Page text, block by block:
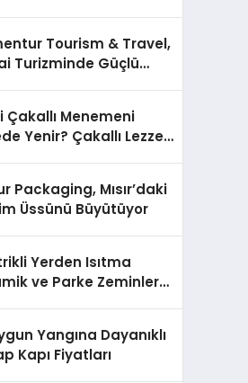
Tourism & Travel,
Turizminde Güçlü
Çakallı Menemeni
Yenir? Çakallı Lezzet
Packaging, Mısır’daki
Üssünü Büyütüyor
Yerden Isıtma
ve Parke Zeminler
Yangına Dayanıklı
Kapı Fiyatları